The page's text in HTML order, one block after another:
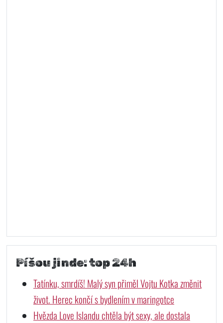
Píšou jinde: top 24h
Tatínku, smrdíš! Malý syn přiměl Vojtu Kotka změnit
život. Herec končí s bydlením v maringotce
Hvězda Love Islandu chtěla být sexy, ale dostala